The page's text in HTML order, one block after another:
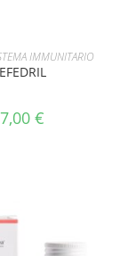
AL CARRELLO
IMMUNITARIO
€